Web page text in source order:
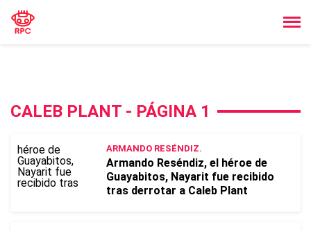
CALEB PLANT - PÁGINA 1
ARMANDO RESÉNDIZ.
Armando Reséndiz, el héroe de
Guayabitos, Nayarit fue recibido
tras derrotar a Caleb Plant